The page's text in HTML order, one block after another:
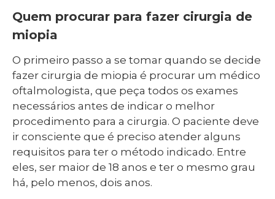
Quem procurar para fazer cirurgia de
miopia
O primeiro passo a se tomar quando se decide
fazer cirurgia de miopia é procurar um médico
oftalmologista, que peça todos os exames
necessários antes de indicar o melhor
procedimento para a cirurgia. O paciente deve
ir consciente que é preciso atender alguns
requisitos para ter o método indicado. Entre
eles, ser maior de 18 anos e ter o mesmo grau
há, pelo menos, dois anos.